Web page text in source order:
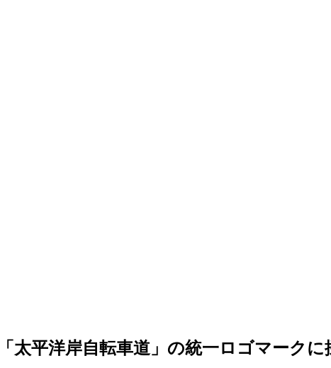
太平洋岸自転車道」の統一ロゴマーク